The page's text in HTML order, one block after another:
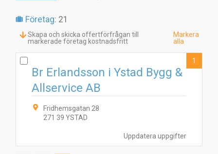
Företag: 21
Skapa och skicka offertförfrågan till
markerade företag kostnadsfritt
Markera
alla
Uppdatera uppgifter
Br Erlandsson i Ystad Bygg &
Allservice AB
Fridhemsgatan 28
271 39 YSTAD
1